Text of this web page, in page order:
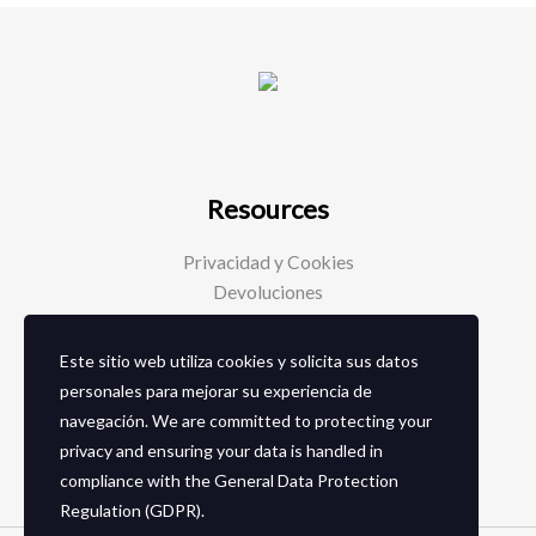
Resources
Privacidad y Cookies
Devoluciones
Social Media
Facebook
Instagram
Este sitio web utiliza cookies y solicita sus datos
personales para mejorar su experiencia de
navegación. We are committed to protecting your
privacy and ensuring your data is handled in
compliance with theGeneral Data Protection
Regulation (GDPR).